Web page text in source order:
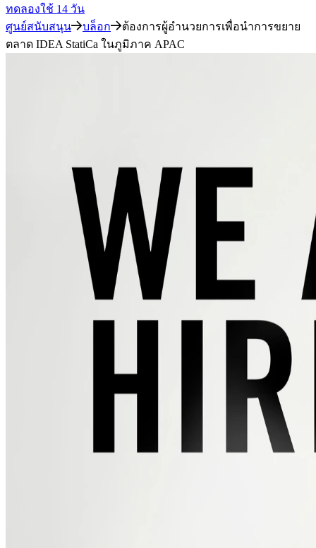
ทดลองใช้ 14 วัน
ศูนย์สนับสนุน
บล็อก
ต้องการผู้อำนวยการเพื่อนำการขยาย
ตลาด IDEA StatiCa ในภูมิภาค APAC